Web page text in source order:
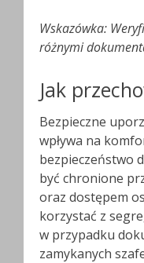
Wskazówka:
różnymi
Jak
Bezpieczne
wpływa na
bezpieczeństwo
być chronione
oraz dostępem
korzystać z
w przypadku
zamykanych